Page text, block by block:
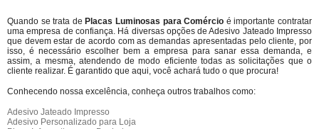
Quando se trata de Placas Luminosas para Comércio é importante contratar
uma empresa de confiança. Há diversas opções de Adesivo Jateado Impresso
que devem estar de acordo com as demandas apresentadas pelo cliente, por
isso, é necessário escolher bem a empresa para sanar essa demanda, e
assim, a mesma, atendendo de modo eficiente todas as solicitações que o
cliente realizar. É garantido que aqui, você achará tudo o que procura!
Conhecendo nossa excelência, conheça outros trabalhos como:
Adesivo Jateado Impresso
Adesivo Personalizado para Loja